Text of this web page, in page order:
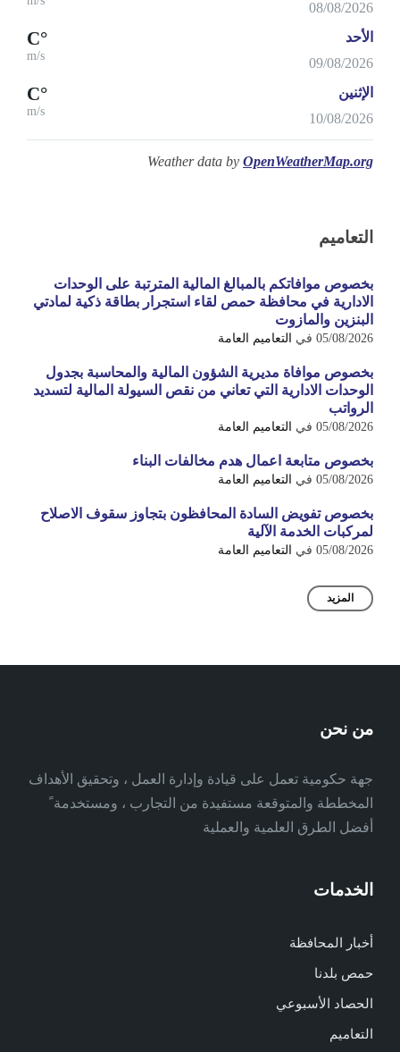
08/08/2026
الأحد
09/08/2026
°C
m/s
الإثنين
10/08/2026
°C
m/s
Weather data by OpenWeatherMap.org
التعاميم
بخصوص موافاتكم بالمبالغ المالية المترتبة على الوحدات
الادارية في محافظة حمص لقاء استجرار بطاقة ذكية لمادتي
البنزين والمازوت
05/08/2026 في التعاميم العامة
بخصوص موافاة مديرية الشؤون المالية والمحاسبة بجدول
الوحدات الادارية التي تعاني من نقص السيولة المالية لتسديد
الرواتب
05/08/2026 في التعاميم العامة
بخصوص متابعة اعمال هدم مخالفات البناء
05/08/2026 في التعاميم العامة
بخصوص تفويض السادة المحافظون بتجاوز سقوف الاصلاح
لمركبات الخدمة الآلية
05/08/2026 في التعاميم العامة
المزيد
من نحن
جهة حكومية تعمل على قيادة وإدارة العمل ، وتحقيق الأهداف
المخططة والمتوقعة مستفيدة من التجارب ، ومستخدمة ً
أفضل الطرق العلمية والعملية
الخدمات
أخبار المحافظة
حمص بلدنا
الحصاد الأسبوعي
التعاميم